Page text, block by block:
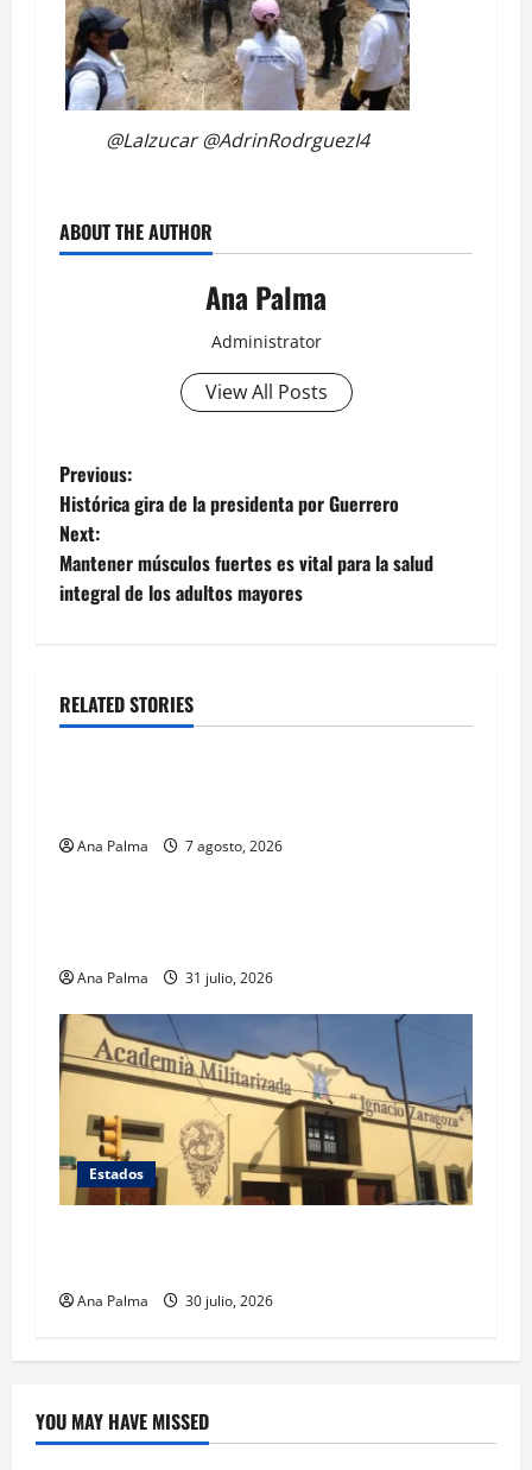
@LaIzucar @AdrinRodrguezI4
ABOUT THE AUTHOR
Ana Palma
Administrator
View All Posts
Post
navigation
Previous:
Histórica gira de la presidenta por Guerrero
Next:
Mantener músculos fuertes es vital para la salud
integral de los adultos mayores
RELATED STORIES
Estados Portada
Ana Palma 7 agosto, 2026
Estados
Ana Palma 31 julio, 2026
Estados
Ana Palma 30 julio, 2026
YOU MAY HAVE MISSED
Crítica de Cine